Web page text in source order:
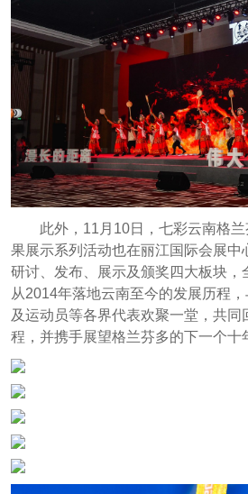
此外，11月10日，七彩云南格
果展示系列活动也在丽江国际会展中
研讨、发布、展示及颁奖四大板块，
从2014年落地云南至今的发展历程
及运动员等各界代表欢聚一堂，共同
程，并携手展望格兰芬多的下一个十